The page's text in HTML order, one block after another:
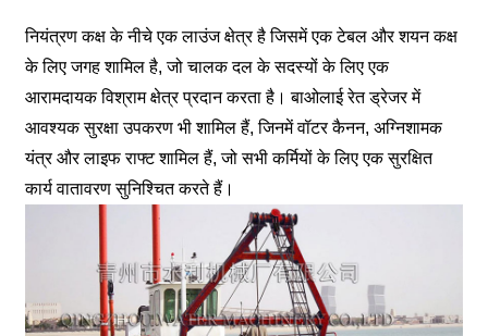
नियंत्रण कक्ष के नीचे एक लाउंज क्षेत्र है जिसमें एक टेबल और शयन कक्ष
के लिए जगह शामिल है, जो चालक दल के सदस्यों के लिए एक
आरामदायक विश्राम क्षेत्र प्रदान करता है। बाओलाई रेत ड्रेजर में
आवश्यक सुरक्षा उपकरण भी शामिल हैं, जिनमें वॉटर कैनन, अग्निशामक
यंत्र और लाइफ राफ्ट शामिल हैं, जो सभी कर्मियों के लिए एक सुरक्षित
कार्य वातावरण सुनिश्चित करते हैं।